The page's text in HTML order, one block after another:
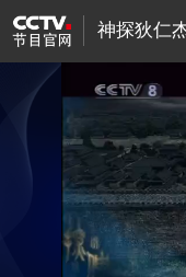
神探狄仁